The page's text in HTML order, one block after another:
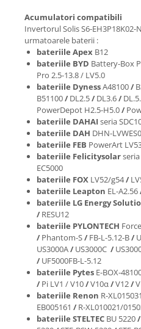
Acumulatori compatibili
Invertorul Solis S6-EH3P18K02-
urmatoarele baterii :
bateriile Apex B12
bateriile BYD Battery-Box
Pro 2.5-13.8 / LV5.0
bateriile DynessA48100/
B51100/ DL2.5/ DL3.6/
PowerDepot H2.5-H5.0/
bateriile DAHAI seria
bateriile DAH DHN-
bateriile FEB PowerArt
bateriile Felicitysolar
EC5000
bateriile FOX LV52/g54/
bateriile Leapton EL-A2.56
bateriile LG Energy
/ RESU12
bateriile PYLONTECH
/ Phantom-S/ FB-L-5.12-B/
US3000A/ US3000C /
/ UF5000FB-L-5.12
bateriile Pytes E-BOX-
/ Pi LV1 / V10/V10α/V12/
bateriile Renon R-
EB005161 / R-XL010021/
bateriile STELTEC BU 5220/